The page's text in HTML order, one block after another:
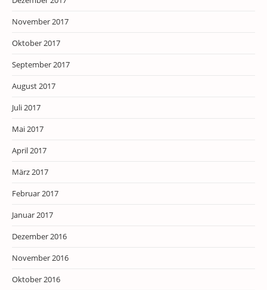
November 2017
Oktober 2017
September 2017
August 2017
Juli 2017
Mai 2017
April 2017
März 2017
Februar 2017
Januar 2017
Dezember 2016
November 2016
Oktober 2016